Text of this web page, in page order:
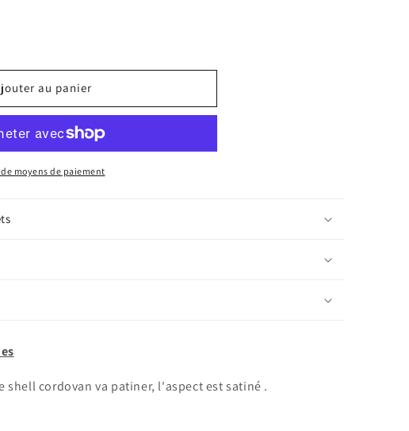
au panier
de moyens de paiement
shell cordovan va patiner, l'aspect est satiné .